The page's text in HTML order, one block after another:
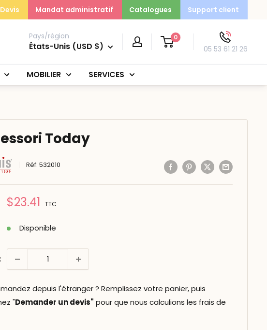
Devis Mandat administratif Catalogues Support client
Pays/région
États-Unis (USD $)
0
05 53 61 21 26
MOBILIER SERVICES
Today
Réf:532010
Prix
$23.41 TTC
Disponible
depuis l'étranger ? Remplissez votre panier, puis
"Demander un devis" pour que nous calculions les frais de